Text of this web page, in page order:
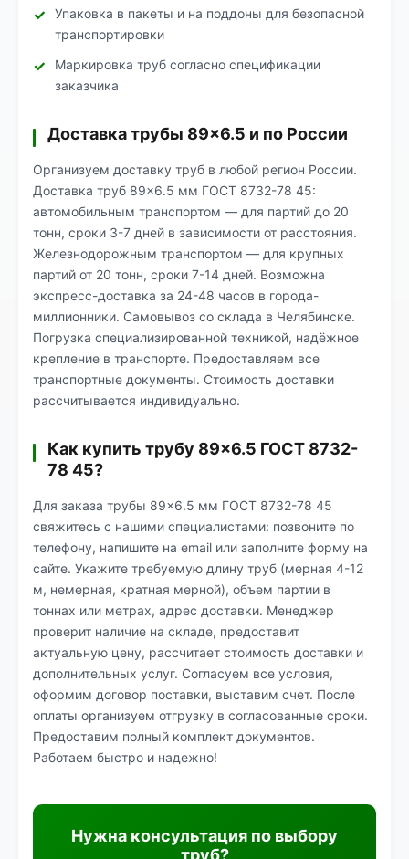
Упаковка в пакеты и на поддоны для безопасной
транспортировки
Маркировка труб согласно спецификации
заказчика
Доставка трубы 89×6.5 и по России
Организуем доставку труб в любой регион России.
Доставка труб 89×6.5 мм ГОСТ 8732-78 45:
автомобильным транспортом — для партий до 20
тонн, сроки 3-7 дней в зависимости от расстояния.
Железнодорожным транспортом — для крупных
партий от 20 тонн, сроки 7-14 дней. Возможна
экспресс-доставка за 24-48 часов в города-
миллионники. Самовывоз со склада в Челябинске.
Погрузка специализированной техникой, надёжное
крепление в транспорте. Предоставляем все
транспортные документы. Стоимость доставки
рассчитывается индивидуально.
Как купить трубу 89×6.5 ГОСТ 8732-
78 45?
Для заказа трубы 89×6.5 мм ГОСТ 8732-78 45
свяжитесь с нашими специалистами: позвоните по
телефону, напишите на email или заполните форму на
сайте. Укажите требуемую длину труб (мерная 4-12
м, немерная, кратная мерной), объем партии в
тоннах или метрах, адрес доставки. Менеджер
проверит наличие на складе, предоставит
актуальную цену, рассчитает стоимость доставки и
дополнительных услуг. Согласуем все условия,
оформим договор поставки, выставим счет. После
оплаты организуем отгрузку в согласованные сроки.
Предоставим полный комплект документов.
Работаем быстро и надежно!
Нужна консультация по выбору
труб?